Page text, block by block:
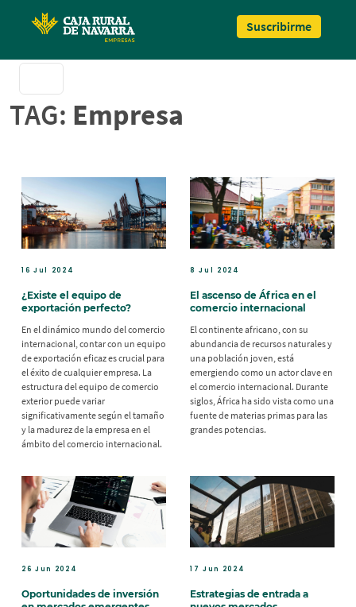
Suscribirme
TAG: Empresa
16 Jul 2024
¿Existe el equipo de
exportación perfecto?
En el dinámico mundo del comercio
internacional, contar con un equipo
de exportación eficaz es crucial para
el éxito de cualquier empresa. La
estructura del equipo de comercio
exterior puede variar
significativamente según el tamaño
y la madurez de la empresa en el
ámbito del comercio internacional.
8 Jul 2024
El ascenso de África en el
comercio internacional
El continente africano, con su
abundancia de recursos naturales y
una población joven, está
emergiendo como un actor clave en
el comercio internacional. Durante
siglos, África ha sido vista como una
fuente de materias primas para las
grandes potencias.
26 Jun 2024
Oportunidades de inversión
17 Jun 2024
Estrategias de entrada a